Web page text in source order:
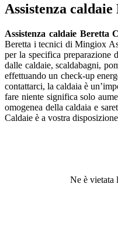
Assistenza
Assistenza caldaie Beretta
Beretta i tecnici di Mingiox
per la specifica preparazione
dalle caldaie, scaldabagni,
effettuando un check-up
contattarci, la caldaia è
fare niente significa solo
omogenea della caldaia e
Caldaie è a vostra
Ne è vietata